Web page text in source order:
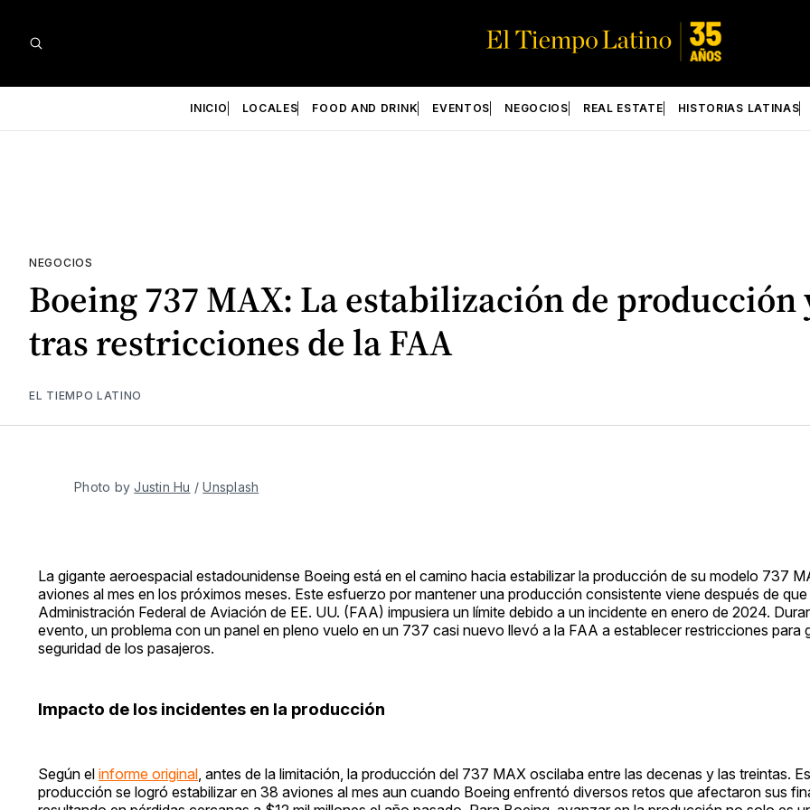
INICIO LOCALES FOOD AND DRINK EVENTOS NEGOCIOS REAL ESTATE HISTORIAS LATINAS
NEGOCIOS
Boeing 737 MAX: La estabilización de
tras restricciones de la FAA
EL TIEMPO LATINO
Photo by Justin Hu / Unsplash
La gigante aeroespacial estadounidense Boeing está en el camino hacia estabilizar la producción de su modelo 737
aviones al mes en los próximos meses. Este esfuerzo por mantener una producción consistente viene después de que
Administración Federal de Aviación de EE. UU. (FAA) impusiera un límite debido a un incidente en enero de 2024.
evento, un problema con un panel en pleno vuelo en un 737 casi nuevo llevó a la FAA a establecer restricciones para
seguridad de los pasajeros.
Impacto de los incidentes en la producción
Según el informe original , antes de la limitación, la producción del 737 MAX oscilaba entre las decenas y las treintas.
producción se logró estabilizar en 38 aviones al mes aun cuando Boeing enfrentó diversos retos que afectaron sus